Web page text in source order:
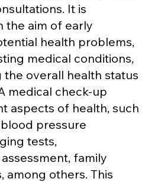
It is
the aim of early
health problems,
medical conditions,
the overall health status
medical check-up
aspects of health, such
pressure
tests,
family
among others. This